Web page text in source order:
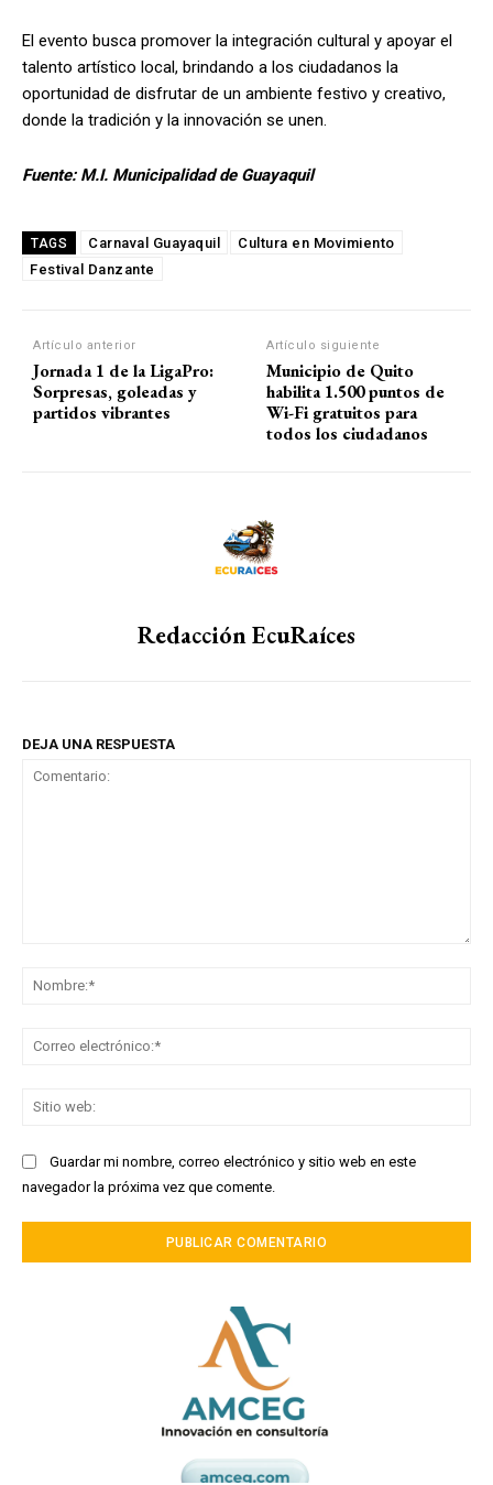
El evento busca promover la integración cultural y apoyar el
talento artístico local, brindando a los ciudadanos la
oportunidad de disfrutar de un ambiente festivo y creativo,
donde la tradición y la innovación se unen.
Fuente: M.I. Municipalidad de Guayaquil
TAGS Carnaval Guayaquil
Cultura en Movimiento
Festival Danzante
Artículo anterior
Jornada 1 de la LigaPro:
Sorpresas, goleadas y
partidos vibrantes
Artículo siguiente
Municipio de Quito
habilita 1.500 puntos de
Wi-Fi gratuitos para
todos los ciudadanos
Redacción EcuRaíces
DEJA UNA RESPUESTA
Guardar mi nombre, correo electrónico y sitio web en este
navegador la próxima vez que comente.